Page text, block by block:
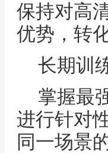
保持对高
优势，转
长期训
掌握最
进行针对
同一场景